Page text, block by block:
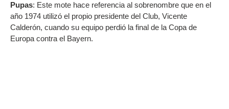
Pupas: Este mote hace referencia al sobrenombre que en el
año 1974 utilizó el propio presidente del Club, Vicente
Calderón, cuando su equipo perdió la final de la Copa de
Europa contra el Bayern.